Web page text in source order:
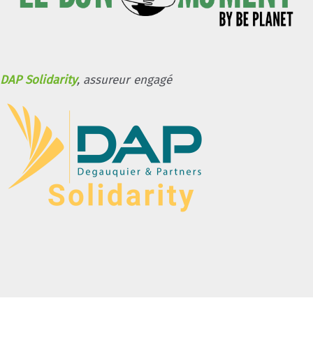
DAP Solidarity, assureur engagé